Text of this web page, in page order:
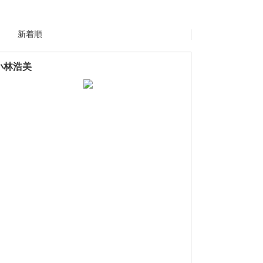
新着順
林浩美